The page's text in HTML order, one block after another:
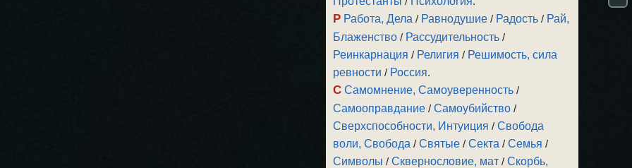
Р Работа, Дела / Равнодушие / Радость / Рай,
Блаженство / Рассудительность /
Реинкарнация / Религия / Решимость, сила
ревности / Россия.
С Самомнение, Самоуверенность /
Самооправдание /Самоубийство /
Сверхспособности, Интуиция /Свобода
воли, Свобода /Святые /Секта /Семья /
Символы /Сквернословие, мат /Скорбь,